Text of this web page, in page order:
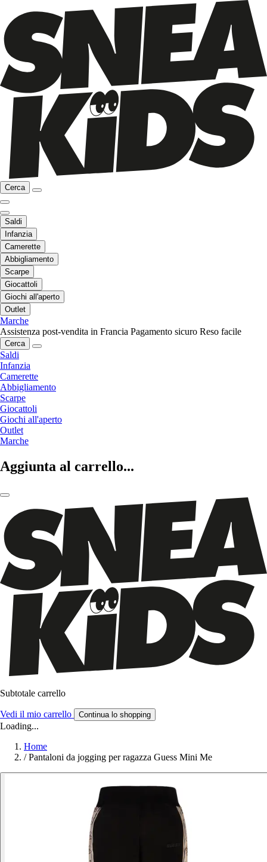
Cerca
Saldi
Infanzia
Camerette
Abbigliamento
Scarpe
Giocattoli
Giochi all'aperto
Outlet
Marche
Assistenza post-vendita in Francia Pagamento sicuro Reso facile
Cerca
Saldi
Infanzia
Camerette
Abbigliamento
Scarpe
Giocattoli
Giochi all'aperto
Outlet
Marche
Aggiunta al carrello...
Subtotale carrello
Vedi il mio carrello Continua lo shopping
Loading...
Home
/ Pantaloni da jogging per ragazza Guess Mini Me